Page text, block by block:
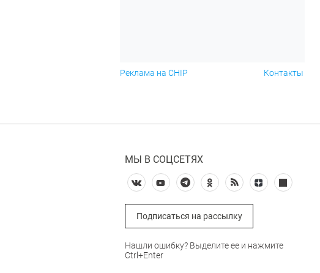
Реклама на CHIP Контакты
МЫ В СОЦСЕТЯХ
Подписаться на рассылку
Нашли ошибку? Выделите ее и нажмите
Ctrl+Enter